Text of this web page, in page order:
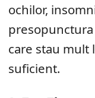
ochilor,
care stau mult
suficient.